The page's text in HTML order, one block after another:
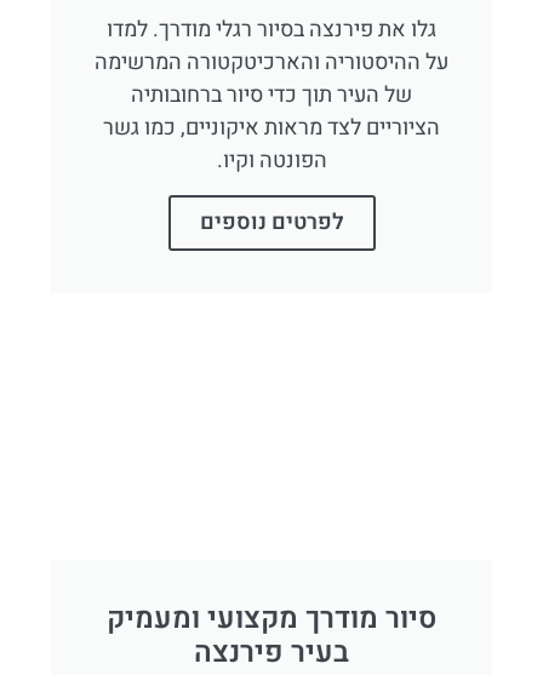
גלו את פירנצה בסיור רגלי מודרך. למדו
על ההיסטוריה והארכיטקטורה המרשימה
של העיר תוך כדי סיור ברחובותיה
הציוריים לצד מראות איקוניים, כמו גשר
הפונטה וקיו.
לפרטים נוספים
סיור מודרך מקצועי ומעמיק
בעיר פירנצה